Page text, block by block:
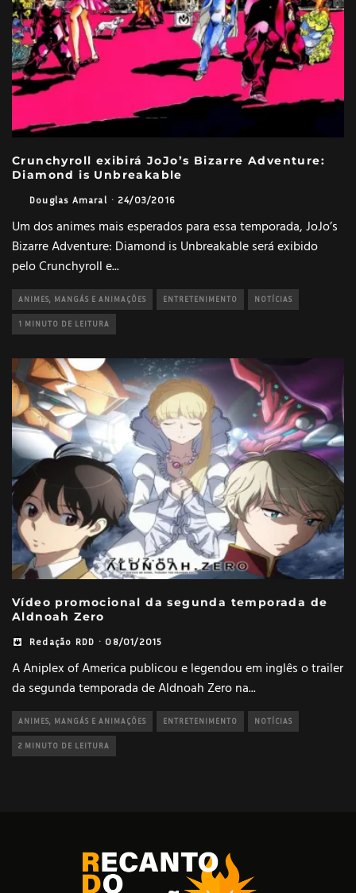
Crunchyroll exibirá JoJo’s Bizarre Adventure:
Diamond is Unbreakable
Douglas Amaral · 24/03/2016
Um dos animes mais esperados para essa temporada, JoJo’s
Bizarre Adventure: Diamond is Unbreakable será exibido
pelo Crunchyroll e...
ANIMES, MANGÁS E ANIMAÇÕES ENTRETENIMENTO NOTÍCIAS
1 MINUTO DE LEITURA
Vídeo promocional da segunda temporada de
Aldnoah Zero
Redação RDD · 08/01/2015
A Aniplex of America publicou e legendou em inglês o trailer
da segunda temporada de Aldnoah Zero na...
ANIMES, MANGÁS E ANIMAÇÕES ENTRETENIMENTO NOTÍCIAS
2 MINUTO DE LEITURA